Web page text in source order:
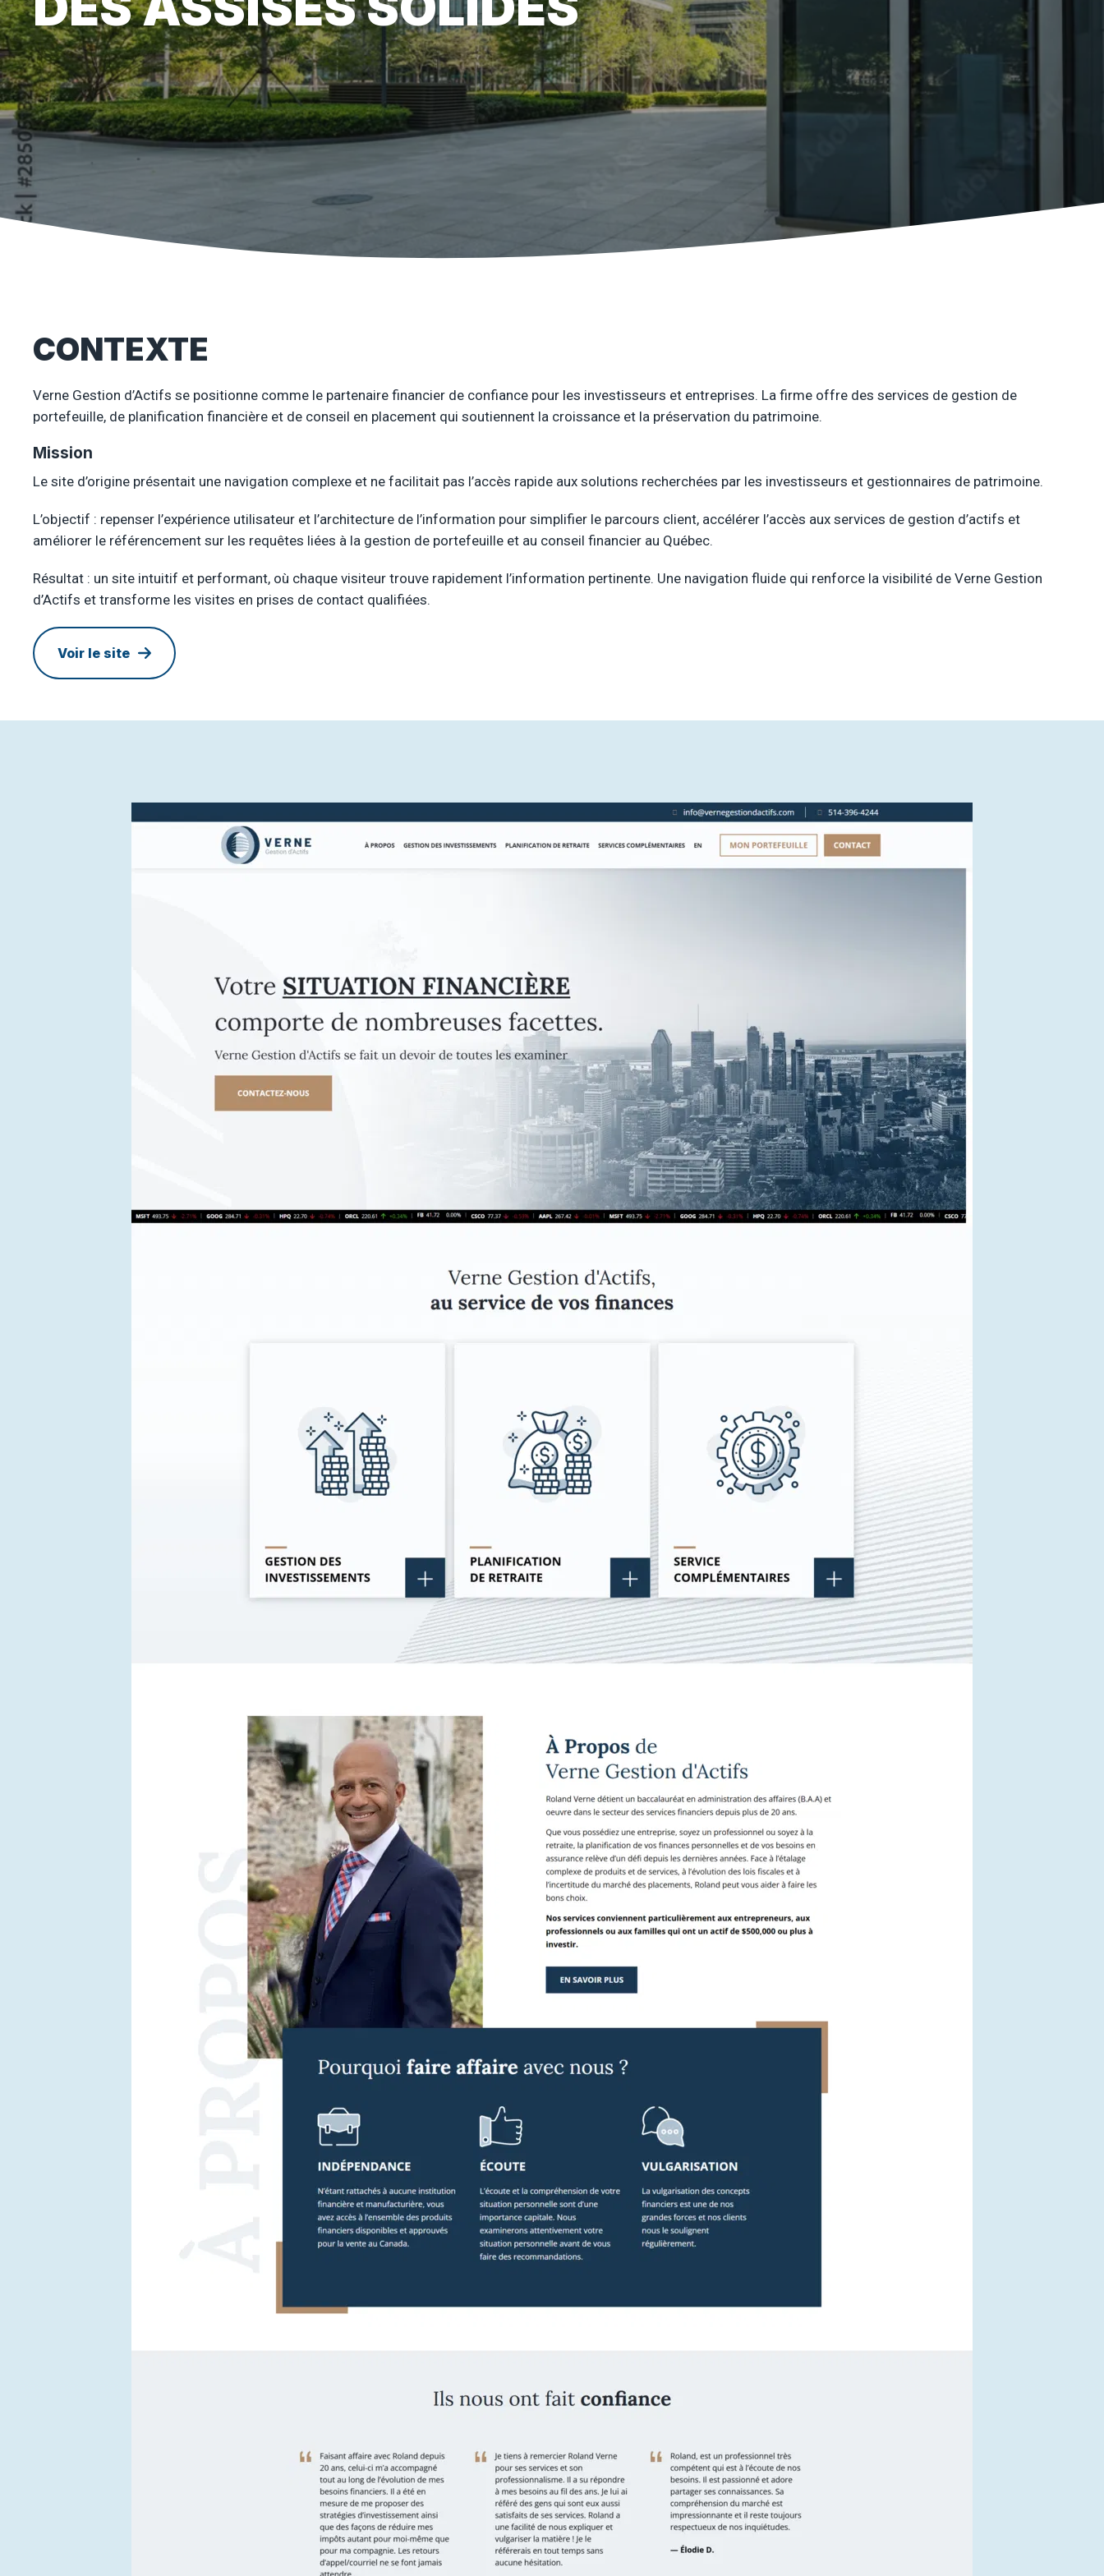
Référencement local
pour attirer des clients aux alentours
Rédaction de contenu
Structurez vos écrits pour
répondre aux critères de qualité (E-E-A-T)
CONTEXTE
Verne Gestion d’Actifs se positionne comme le partenaire financier de confiance pour les investisseurs et entreprises. La firme offre des services de gestion de
portefeuille, de planification financière et de conseil en placement qui soutiennent la croissance et la préservation du patrimoine.
Mission
Le site d’origine présentait une navigation complexe et ne facilitait pas l’accès rapide aux solutions recherchées par les investisseurs et gestionnaires de patrimoine.
L’objectif : repenser l’expérience utilisateur et l’architecture de l’information pour simplifier le parcours client, accélérer l’accès aux services de gestion d’actifs et
améliorer le référencement sur les requêtes liées à la gestion de portefeuille et au conseil financier au Québec.
Résultat : un site intuitif et performant, où chaque visiteur trouve rapidement l’information pertinente. Une navigation fluide qui renforce la visibilité de Verne Gestion
d’Actifs et transforme les visites en prises de contact qualifiées.
Voir le site